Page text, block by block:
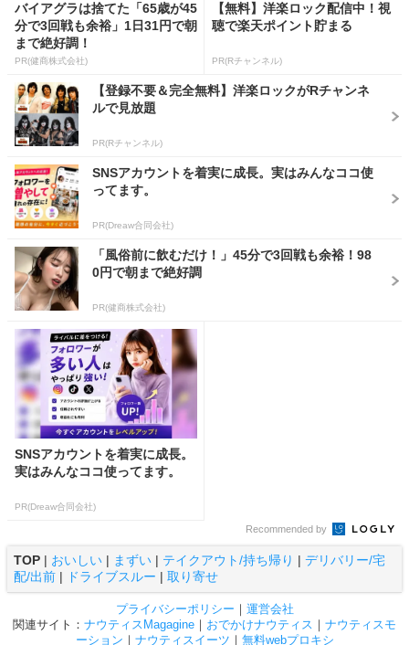
バイアグラは捨てた「65歳が45
分で3回戦も余裕」1日31円で朝
まで絶好調！
PR(健商株式会社)
【無料】洋楽ロック配信中！視
聴で楽天ポイント貯まる
PR(Rチャンネル)
【登録不要＆完全無料】洋楽ロックがRチャンネ
ルで見放題
PR(Rチャンネル)
SNSアカウントを着実に成長。実はみんなココ使
ってます。
PR(Dreaw合同会社)
「風俗前に飲むだけ！」45分で3回戦も余裕！98
0円で朝まで絶好調
PR(健商株式会社)
SNSアカウントを着実に成長。
実はみんなココ使ってます。
PR(Dreaw合同会社)
Recommended by
TOP | おいしい | まずい | テイクアウト/持ち帰り | デリバリー/宅
配/出前 | ドライブスルー | 取り寄せ
プライバシーポリシー ｜ 運営会社
関連サイト： ナウティスMagagine ｜ おでかけナウティス ｜ ナウティスモ
ーション ｜ ナウティスイーツ ｜ 無料webプロキシ